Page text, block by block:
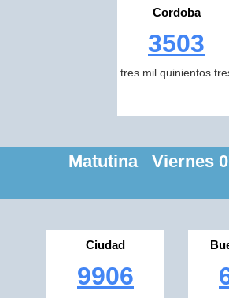
Cordoba
3503
tres mil quinientos
Matutina Viernes
Ciudad
9906